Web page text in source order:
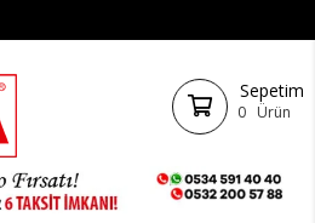
Sepetim
0 Ürün